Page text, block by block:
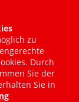
zu
Durch
Sie der
Sie in